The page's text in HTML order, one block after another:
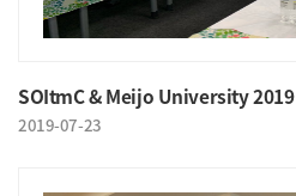
SOItmC & Meijo University 2019
2019-07-23